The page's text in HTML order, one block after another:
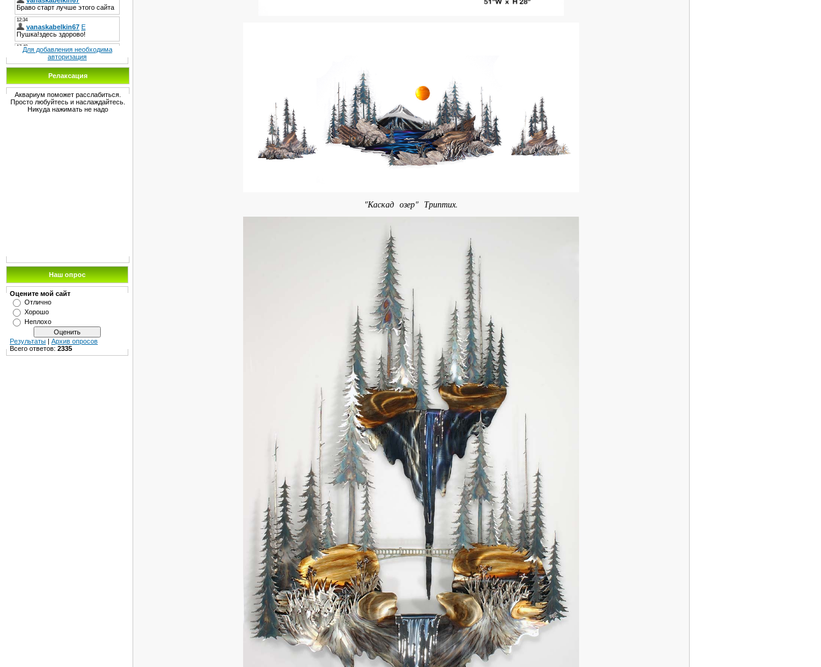
Для добавления необходима
авторизация
Релаксация
Аквариум поможет расслабиться.
Просто любуйтесь и наслаждайтесь.
Никуда нажимать не надо
Наш опрос
Оцените мой сайт
Отлично
Хорошо
Неплохо
Результаты | Архив опросов
Всего ответов: 2335
"Каскад озер" Триптих.